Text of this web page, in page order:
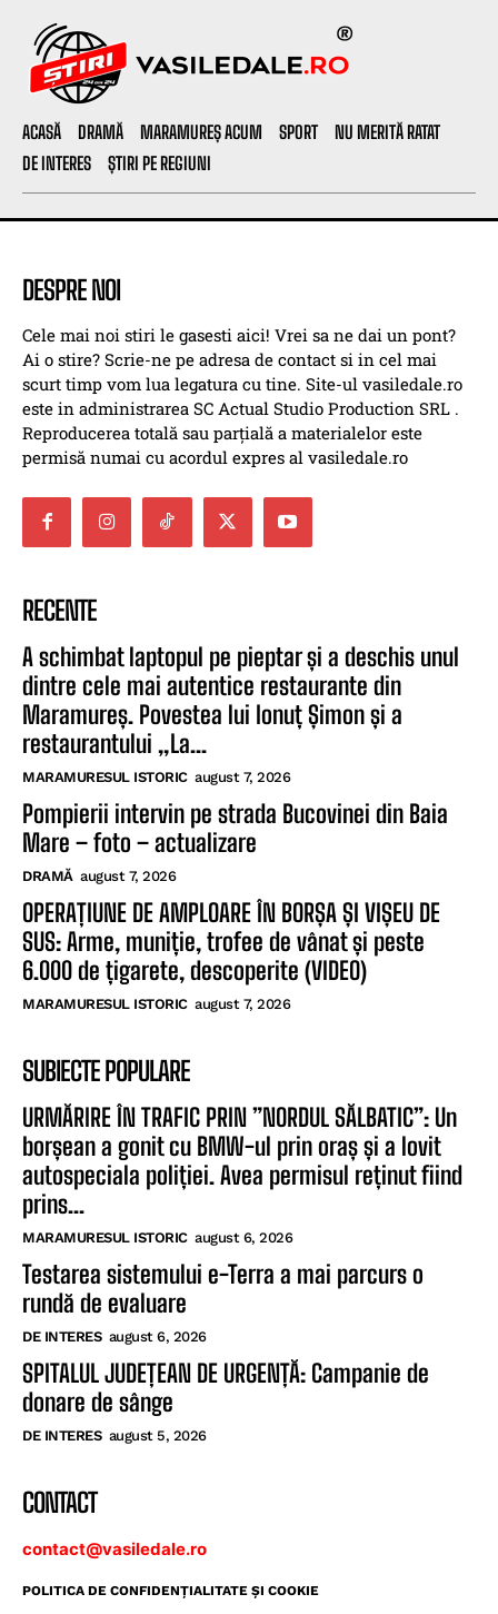
ACASĂ DRAMĂ MARAMUREȘ ACUM SPORT
NU MERITĂ RATAT
DE INTERES
ȘTIRI PE REGIUNI
DESPRE NOI
Cele mai noi stiri le gasesti aici! Vrei sa ne dai un pont?
Ai o stire? Scrie-ne pe adresa de contact si in cel mai
scurt timp vom lua legatura cu tine. Site-ul vasiledale.ro
este in administrarea SC Actual Studio Production SRL .
Reproducerea totală sau parțială a materialelor este
permisă numai cu acordul expres al vasiledale.ro
RECENTE
A schimbat laptopul pe pieptar și a deschis unul
dintre cele mai autentice restaurante din
Maramureș. Povestea lui Ionuț Șimon și a
restaurantului „La...
MARAMURESUL ISTORIC august 7, 2026
Pompierii intervin pe strada Bucovinei din Baia
Mare – foto – actualizare
DRAMĂ august 7, 2026
OPERAȚIUNE DE AMPLOARE ÎN BORȘA ȘI VIȘEU DE
SUS: Arme, muniție, trofee de vânat și peste
6.000 de țigarete, descoperite (VIDEO)
MARAMURESUL ISTORIC august 7, 2026
SUBIECTE POPULARE
URMĂRIRE ÎN TRAFIC PRIN ”NORDUL SĂLBATIC”: Un
borșean a gonit cu BMW-ul prin oraș și a lovit
autospeciala poliției. Avea permisul reținut fiind
prins...
MARAMURESUL ISTORIC august 6, 2026
Testarea sistemului e-Terra a mai parcurs o
rundă de evaluare
DE INTERES august 6, 2026
SPITALUL JUDEȚEAN DE URGENȚĂ: Campanie de
donare de sânge
DE INTERES august 5, 2026
CONTACT
contact@vasiledale.ro
POLITICA DE CONFIDENŢIALITATE ŞI COOKIE